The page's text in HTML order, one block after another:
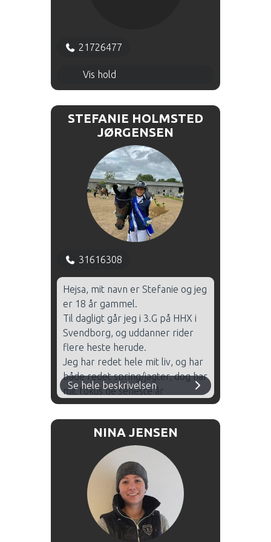
21726477
Vis hold
Dressur 16.00 - 17.00 - Hal 2
STEFANIE HOLMSTED
JØRGENSEN
31616308
Hejsa, mit navn er Stefanie og jeg
er 18 år gammel.
Til dagligt går jeg i 3.G på HHX i
Svendborg, og uddanner rider
flere heste herude.
Jeg har redet hele mit liv, og har
både redet spring/jagter, dog har
mit fokus de seneste år
udelukkende været på dressur,
hvor jeg med mine heste har
redet flere landstævner samt
mesterskaber.
Jeg elsker samarbejdet med
hestene, samt forståelsen af
hvorfor vi gør som vi gør, hvilket
min undervisning tydligt bærer
præg af.
Se hele beskrivelsen
NINA JENSEN